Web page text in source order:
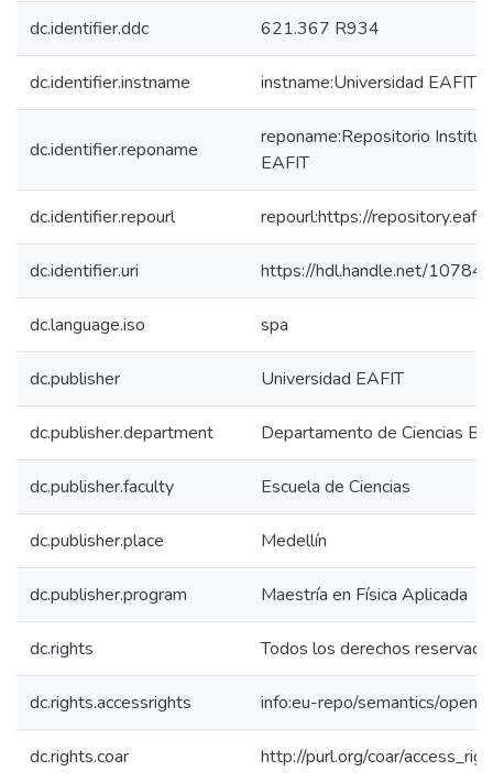
dc.identifier.ddc 621.367 R934
dc.identifier.instname instname:Universidad EAFIT
dc.identifier.reponame
reponame:Repositorio
EAFIT
dc.identifier.repourl repourl:https://
dc.identifier.uri https://hdl.handle.net/
dc.language.iso spa
dc.publisher Universidad EAFIT
dc.publisher.department Departamento de Ciencias
dc.publisher.faculty Escuela de Ciencias
dc.publisher.place Medellín
dc.publisher.program Maestría en Física Aplicada
dc.rights Todos los derechos
dc.rights.accessrights info:eu-repo/semantics/
dc.rights.coar http://purl.org/coar/